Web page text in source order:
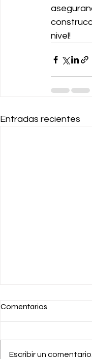
nivel!
Entradas recientes
Comentarios
Escribir un